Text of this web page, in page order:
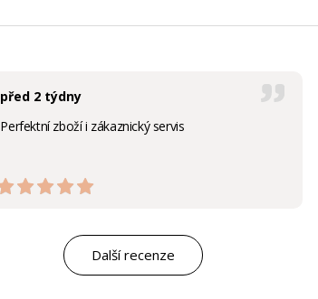
před 2 týdny
Perfektní zboží i zákaznický servis
Další recenze